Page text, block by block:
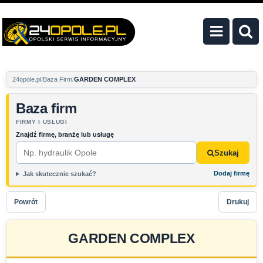
24opole.pl Baza Firm GARDEN COMPLEX
Baza firm
FIRMY I USŁUGI
Znajdź firmę, branżę lub usługę
Szukaj
Jak skutecznie szukać? Dodaj firmę
Powrót Drukuj
GARDEN COMPLEX